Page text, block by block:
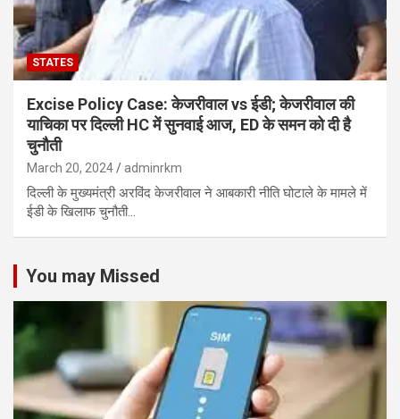
STATES
Excise Policy Case: केजरीवाल vs ईडी; केजरीवाल की
याचिका पर दिल्ली HC में सुनवाई आज, ED के समन को दी है
चुनौती
March 20, 2024 adminrkm
दिल्ली के मुख्यमंत्री अरविंद केजरीवाल ने आबकारी नीति घोटाले के मामले में
ईडी के खिलाफ चुनौती…
You may Missed